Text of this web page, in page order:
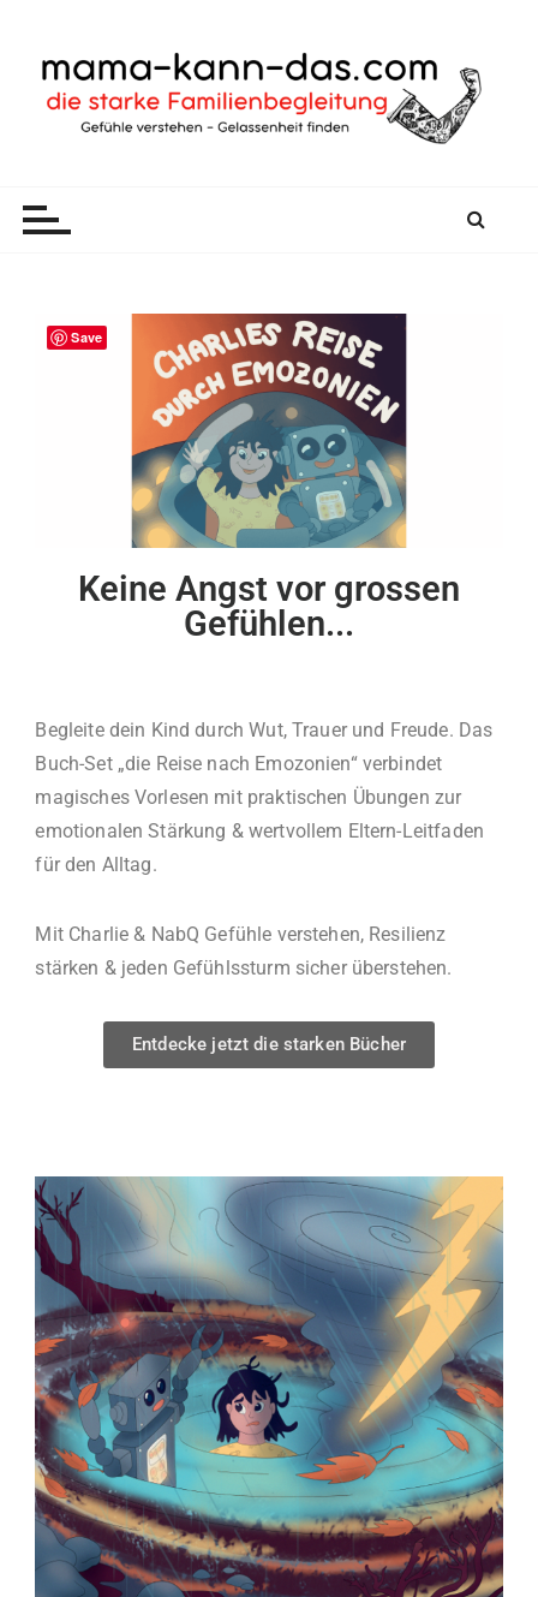
Keine Angst vor grossen
Gefühlen...
Begleite dein Kind durch Wut, Trauer und Freude. Das
Buch-Set „die Reise nach Emozonien“ verbindet
magisches Vorlesen mit praktischen Übungen zur
emotionalen Stärkung & wertvollem Eltern-Leitfaden
für den Alltag.
Mit Charlie & NabQ Gefühle verstehen, Resilienz
stärken & jeden Gefühlssturm sicher überstehen.
Entdecke jetzt die starken Bücher
Save